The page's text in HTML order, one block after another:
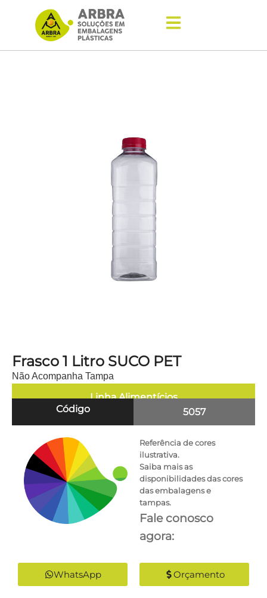
Frasco 1 Litro SUCO PET
Não Acompanha Tampa
Linha Alimentícios
Código
5057
Referência de cores
ilustrativa.
Saiba mais as
disponibilidades das cores
das embalagens e
tampas.
Fale conosco
agora:
WhatsApp Orçamento